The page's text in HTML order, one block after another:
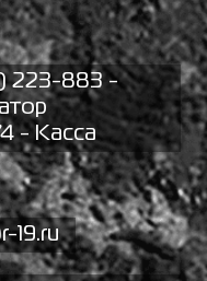
223-883 -
- Касса
19.ru